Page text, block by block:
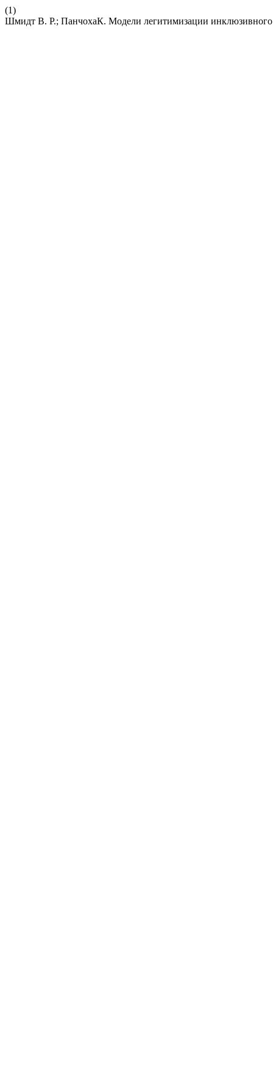
(1)
Шмидт В. Р.; ПанчохаК. Модели легитимизации инклюзивного